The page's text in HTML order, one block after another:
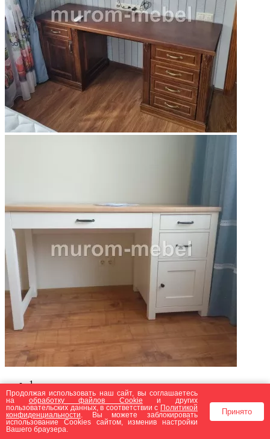
1
2
3
4
5
Продолжая использовать наш сайт, вы соглашаетесь
на обработку файлов Сookie и других
пользовательских данных, в соответствии с Политикой
конфиденциальности . Вы можете заблокировать
использование Cookies сайтом, изменив настройки
Вашего браузера.
Принято